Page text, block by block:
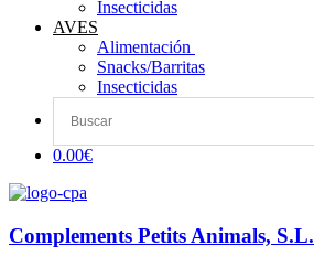
Insecticidas
AVES
Alimentación
Snacks/Barritas
Insecticidas
0.00€
Complements Petits Animals, S.L.